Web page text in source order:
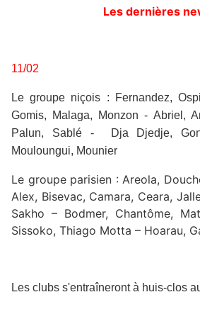
Les dernières
11/02
Le groupe niçois : Fernandez,
Gomis, Malaga, Monzon - Abriel,
Palun, Sablé - Dja Djedje,
Mouloungui, Mounier
Le groupe parisien : Areola,
Alex, Bisevac, Camara, Ceara,
Sakho – Bodmer, Chantôme,
Sissoko, Thiago Motta – Hoarau,
Les clubs s'entraîneront à huis-clos